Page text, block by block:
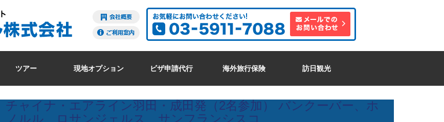
ツアー 現地オプション ビザ申請代行 海外旅行保険 訪日観光
チャイナ・エアライン羽田・成田発（2名参加） バンクーバー、ホ
ノルル、ロサンジェルス、サンフランシスコ